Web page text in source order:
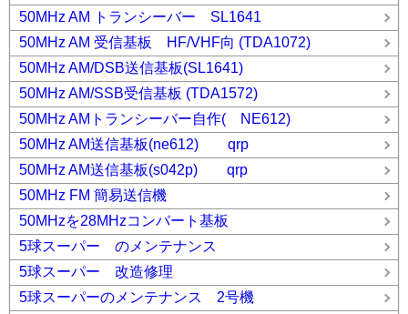
50MHz AM トランシーバー SL1641
50MHz AM 受信基板 HF/VHF向 (TDA1072)
50MHz AM/DSB送信基板(SL1641)
50MHz AM/SSB受信基板 (TDA1572)
50MHz AMトランシーバー自作( NE612)
50MHz AM送信基板(ne612) qrp
50MHz AM送信基板(s042p) qrp
50MHz FM 簡易送信機
50MHzを28MHzコンバート基板
5球スーパー のメンテナンス
5球スーパー 改造修理
5球スーパーのメンテナンス 2号機